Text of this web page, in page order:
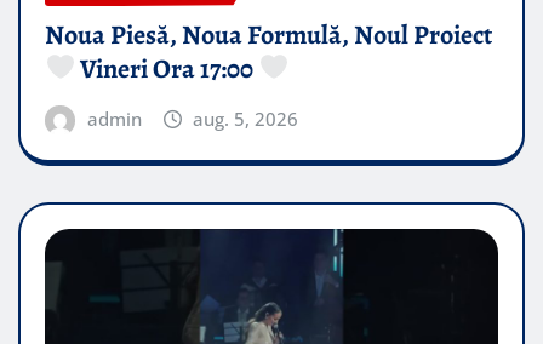
Noua Piesă, Noua Formulă, Noul Proiect
Vineri Ora 17:00
admin aug. 5, 2026